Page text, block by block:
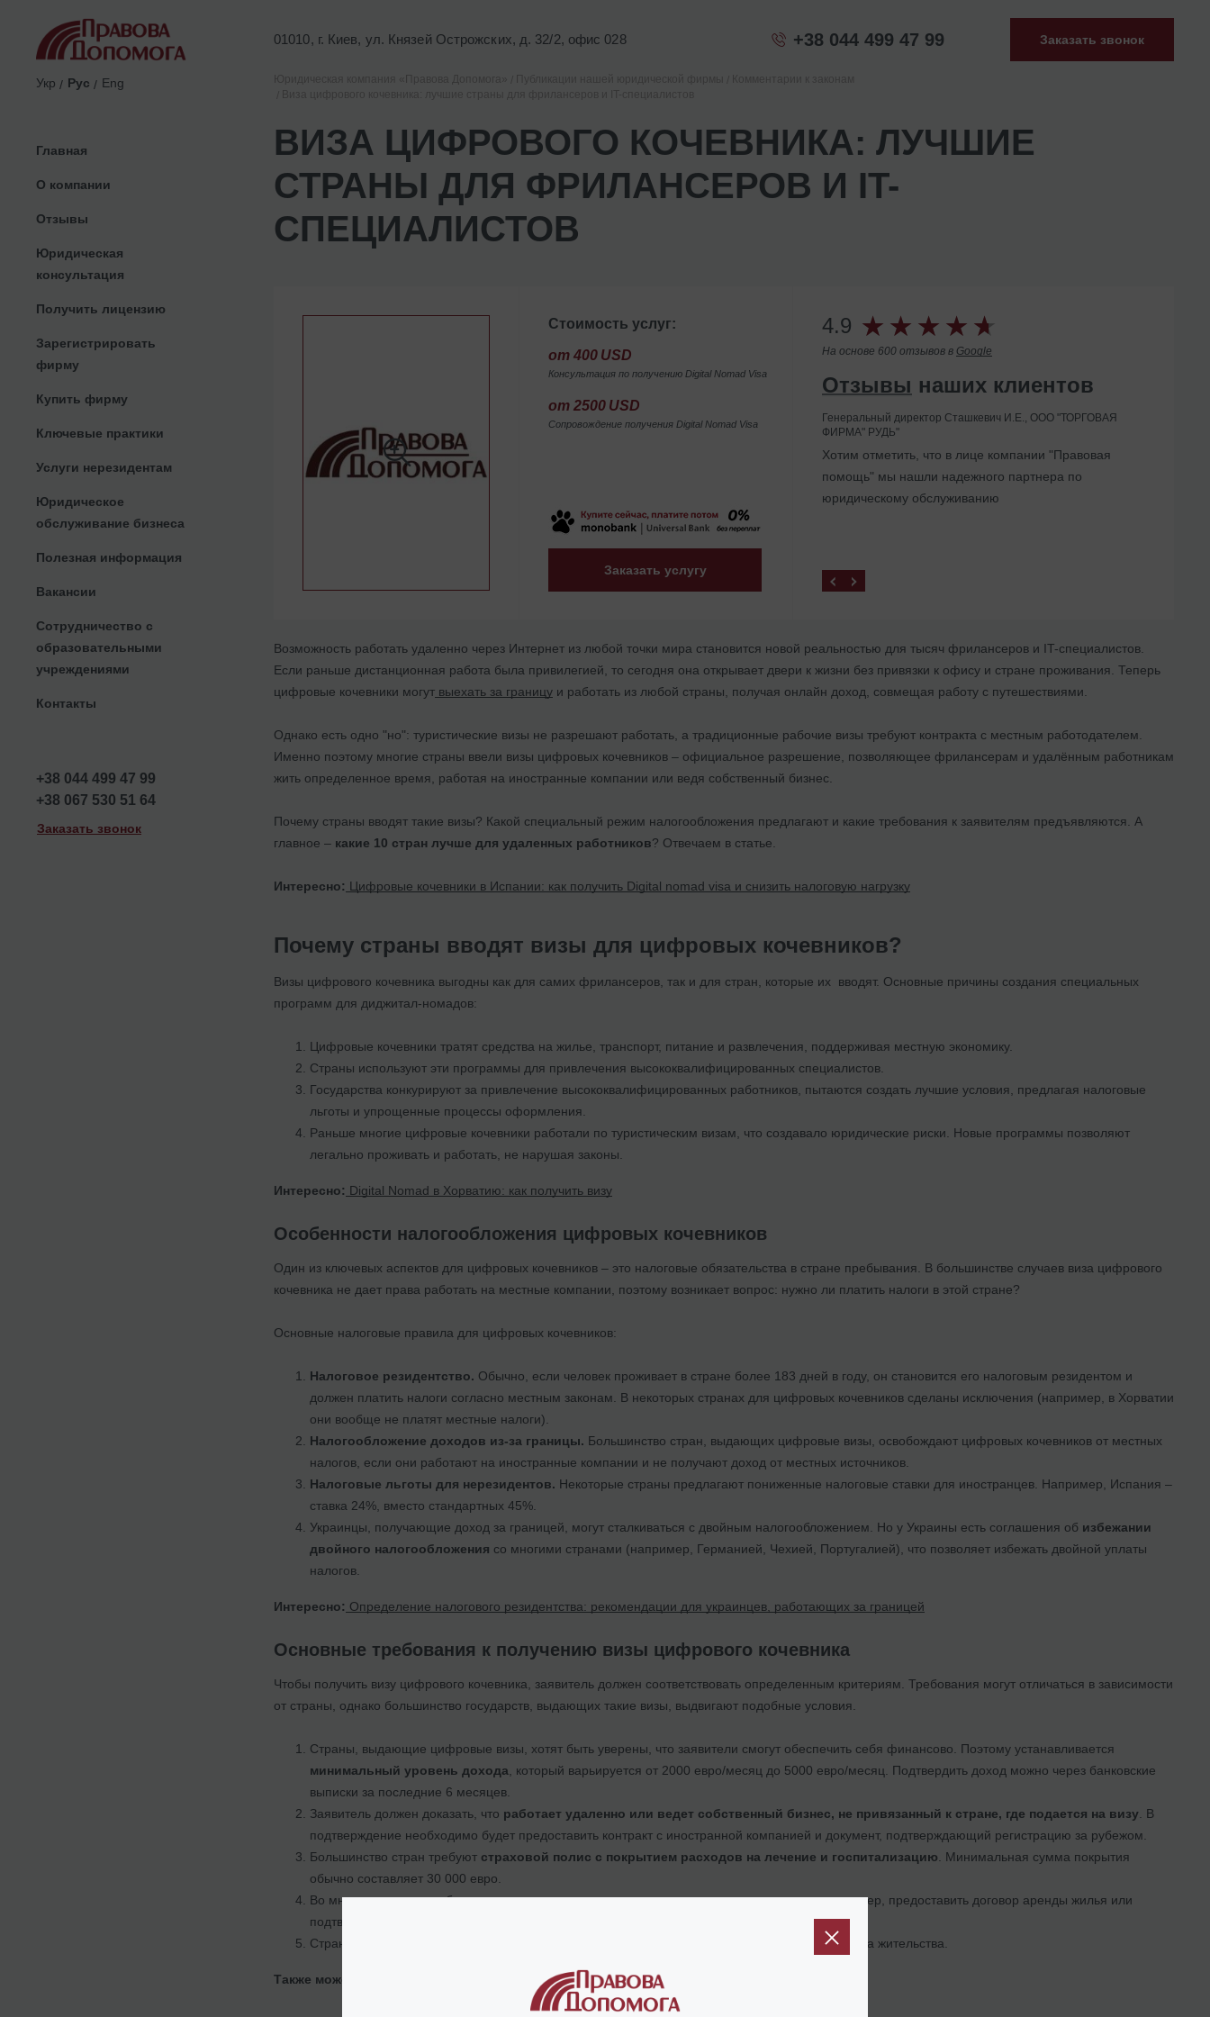
01010, г. Киев, ул. Князей Острожских, д. 32/2, офис 028 +38 044 499 47 99 Заказать звонок
Укр Рус Eng
Главная
О компании
Отзывы
Юридическая
консультация
Получить лицензию
Зарегистрировать
фирму
Купить фирму
Ключевые практики
Услуги нерезидентам
Юридическое
обслуживание бизнеса
Полезная информация
Вакансии
Сотрудничество с
образовательными
учреждениями
Контакты
+38 044 499 47 99
+38 067 530 51 64
Заказать звонок
ВИЗА ЦИФРОВОГО КОЧЕВНИКА: ЛУЧШИЕ
СТРАНЫ ДЛЯ ФРИЛАНСЕРОВ И IT-
СПЕЦИАЛИСТОВ
Стоимость услуг:
от 400 USD
Консультация по получению Digital Nomad Visa
от 2500 USD
Сопровождение получения Digital Nomad Visa
Заказать услугу
4.9
На основе 600 отзывов в Google
Отзывы наших клиентов
Генеральный директор Сташкевич И.Е., ООО "ТОРГОВАЯ
ФИРМА" РУДЬ"
Хотим отметить, что в лице компании "Правовая
помощь" мы нашли надежного партнера по
юридическому обслуживанию
Помогли с ликвидацией иностранного
представительства в Украине
Возможность работать удаленно через Интернет из любой точки мира становится новой реальностью для тысяч фрилансеров и IT-специалистов.
Если раньше дистанционная работа была привилегией, то сегодня она открывает двери к жизни без привязки к офису и стране проживания. Теперь
цифровые кочевники могут выехать за границу и работать из любой страны, получая онлайн доход, совмещая работу с путешествиями.
Однако есть одно "но": туристические визы не разрешают работать, а традиционные рабочие визы требуют контракта с местным работодателем.
Именно поэтому многие страны ввели визы цифровых кочевников – официальное разрешение, позволяющее фрилансерам и удалённым работникам
жить определенное время, работая на иностранные компании или ведя собственный бизнес.
Почему страны вводят такие визы? Какой специальный режим налогообложения предлагают и какие требования к заявителям предъявляются. А
главное – какие 10 стран лучше для удаленных работников? Отвечаем в статье.
Интересно: Цифровые кочевники в Испании: как получить Digital nomad visa и снизить налоговую нагрузку
Почему страны вводят визы для цифровых кочевников?
Визы цифрового кочевника выгодны как для самих фрилансеров, так и для стран, которые их вводят. Основные причины создания специальных
программ для диджитал-номадов:
Цифровые кочевники тратят средства на жилье, транспорт, питание и развлечения, поддерживая местную экономику.
Страны используют эти программы для привлечения высококвалифицированных специалистов.
Государства конкурируют за привлечение высококвалифицированных работников, пытаются создать лучшие условия, предлагая налоговые
льготы и упрощенные процессы оформления.
Раньше многие цифровые кочевники работали по туристическим визам, что создавало юридические риски. Новые программы позволяют
легально проживать и работать, не нарушая законы.
Интересно: Digital Nomad в Хорватию: как получить визу
Особенности налогообложения цифровых кочевников
Один из ключевых аспектов для цифровых кочевников – это налоговые обязательства в стране пребывания. В большинстве случаев виза цифрового
кочевника не дает права работать на местные компании, поэтому возникает вопрос: нужно ли платить налоги в этой стране?
Основные налоговые правила для цифровых кочевников:
Налоговое резидентство. Обычно, если человек проживает в стране более 183 дней в году, он становится его налоговым резидентом и
должен платить налоги согласно местным законам. В некоторых странах для цифровых кочевников сделаны исключения (например, в Хорватии
они вообще не платят местные налоги).
Налогообложение доходов из-за границы. Большинство стран, выдающих цифровые визы, освобождают цифровых кочевников от местных
налогов, если они работают на иностранные компании и не получают доход от местных источников.
Налоговые льготы для нерезидентов. Некоторые страны предлагают пониженные налоговые ставки для иностранцев. Например, Испания –
ставка 24%, вместо стандартных 45%.
Украинцы, получающие доход за границей, могут сталкиваться с двойным налогообложением. Но у Украины есть соглашения об избежании
двойного налогообложения со многими странами (например, Германией, Чехией, Португалией), что позволяет избежать двойной уплаты
налогов.
Интересно: Определение налогового резидентства: рекомендации для украинцев, работающих за границей
Основные требования к получению визы цифрового кочевника
Чтобы получить визу цифрового кочевника, заявитель должен соответствовать определенным критериям. Требования могут отличаться в зависимости
от страны, однако большинство государств, выдающих такие визы, выдвигают подобные условия.
Страны, выдающие цифровые визы, хотят быть уверены, что заявители смогут обеспечить себя финансово. Поэтому устанавливается
минимальный уровень дохода , который варьируется от 2000 евро/месяц до 5000 евро/месяц. Подтвердить доход можно через банковские
выписки за последние 6 месяцев.
Заявитель должен доказать, что работает удаленно или ведет собственный бизнес, не привязанный к стране, где подается на визу . В
подтверждение необходимо будет предоставить контракт с иностранной компанией и документ, подтверждающий регистрацию за рубежом.
Большинство стран требуют страховой полис с покрытием расходов на лечение и госпитализацию . Минимальная сумма покрытия
обычно составляет 30 000 евро.
Во многих странах необходимо предоставитьподтверждение адреса проживания, например, предоставить договор аренды жилья или
подтверждение собственности.
Страны также требуют
из страны гражданства или последнего места жительства.
Также может быть интересно: Сколько наличных денег можно вывозить за границу?